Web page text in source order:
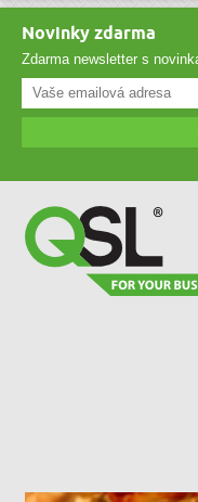
Novinky zdarma
Zdarma newsletter s